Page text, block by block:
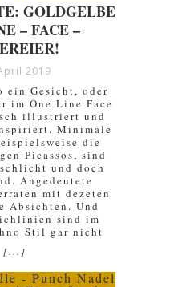
GOLDGELBE
– FACE –
2019
ein Gesicht, oder
im One Line Face
illustriert und
Minimale
die
Picassos, sind
und doch
Angedeutete
mit dezeten
Absichten. Und
sind im
Stil gar nicht
[...]